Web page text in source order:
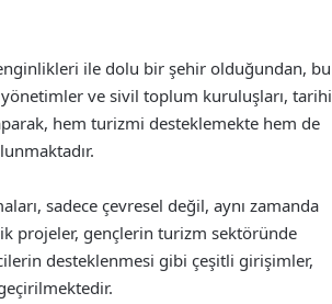
ile dolu bir şehir olduğundan, bu
ve sivil toplum kuruluşları, tarihi
hem turizmi desteklemekte hem de
sadece çevresel değil, aynı zamanda
projeler, gençlerin turizm sektöründe
desteklenmesi gibi çeşitli girişimler,